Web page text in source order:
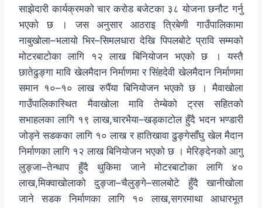
साझेदारी कार्यक्रमको चार करोड बजेटका ३८ योजना छनौट गर्नु
भएको छ । जस अनुसार आठराइ त्रिबेणी गाउँपालिकामा
नाबुखोला–भलायो भिर–सिमलधारा देखि पिपलबोटे प्रावि सम्मको
मोटरबाटोका लागि १२ लाख बिनियोजन भएको छ । यस्तै
छातेढुङ्गा मावि खेलमैदान निर्माणमा र सिंहदेवी खेलमैदान निर्माणमा
समान १०–१० लाख रुपैंया बिनियोजन भएको छ । मैवाखोला
गाउँपालिकास्थित मैवाखोला मावि तेम्बेको ट्रस सहितको
सभाहलका लागि १९ लाख,चारभैया–खड्काटोल हुँदै भदन भण्डारी
जोड्ने सडकका लागि १० लाख र हातिखावा ढुङ्गेसाँघु खेल मैदान
निर्माणका लागि १२ लाख बिनियोजन भएको छ । मेरिङ्देनको आगु
लुङ्जा–तेन्थाप हुँदै थुकिमा जाने मोटरबाटोका लागि ४०
लाख,मिक्वाखोलाको दुङ्जा–चैलुङ्गे–सालबोटे हुँदै खानीखोला
जाने सडक निर्माणका लागि १० लाख,सगरमाथा आधारभूत